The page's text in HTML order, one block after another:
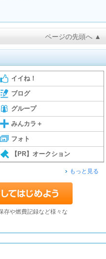
ページの先頭へ ▲
イイね！
ブログ
グループ
みんカラ＋
フォト
【PR】オークション
もっと見る
存や燃費記録など様々な